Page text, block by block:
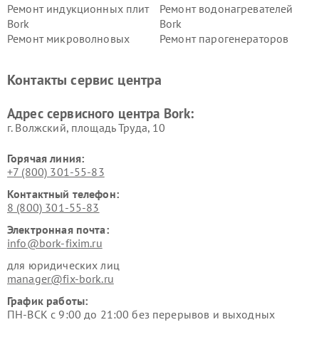
Ремонт индукционных плит
Bork
Ремонт водонагревателей
Bork
Ремонт микроволновых
Ремонт парогенераторов
воздуха Bork
Bork
Bork
Контакты сервис центра
Адрес сервисного центра Bork:
г. Волжский, площадь Труда, 10
Горячая линия:
+7 (800) 301-55-83
Контактный телефон:
8 (800) 301-55-83
Электронная почта:
info@bork-fixim.ru
для юридических лиц
manager@fix-bork.ru
График работы:
ПН-ВСК с 9:00 до 21:00 без перерывов и выходных